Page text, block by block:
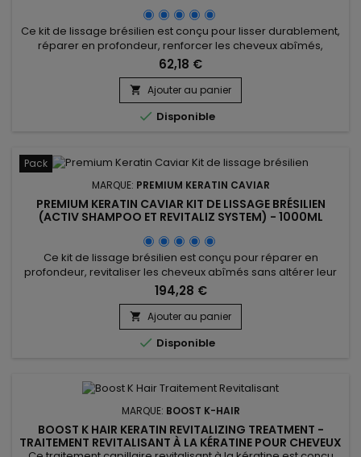
Ce kit de lissage brésilien est conçu pour lisser durablement,
réparer en profondeur, renforcer les cheveux abîmés,
stimuler la pousse et prévenir de la casse. Ce traitement
lissant combine l’Activ Shampoo, qui nettoie intensément
pour préparer les cheveux au lissage, et le Revitaliz System,
enrichi en kératine, cacao, huile de coco et camélia. Le
lissage...
62,18 €
 Ajouter au panier
 Disponible
Pack
MARQUE: PREMIUM KERATIN CAVIAR
PREMIUM KERATIN CAVIAR KIT DE LISSAGE BRÉSILIEN
(ACTIV SHAMPOO ET REVITALIZ SYSTEM) - 1000ML
Ce kit de lissage brésilien est conçu pour réparer en
profondeur, revitaliser les cheveux abîmés sans altérer leur
couleur, stopper la casse, stimuler la pousse et lisser. Il
contient l'Activ Shampoo, qui nettoie en profondeur pour
préparer les cheveux au lissage, et le Revitaliz System,
enrichi en kératine, extraits de cacao, huile de noix de coco
et...
194,28 €
 Ajouter au panier
 Disponible
MARQUE: BOOST K-HAIR
BOOST K HAIR KERATIN REVITALIZING TREATMENT -
TRAITEMENT REVITALISANT À LA KÉRATINE POUR CHEVEUX